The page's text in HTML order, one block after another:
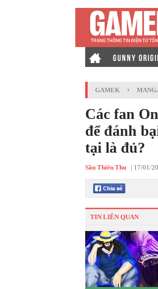
GUNNY
GAMEK ›
Các fan
để đánh
tại là đủ?
Sầu Thiên Thu | 17/01/
TIN LIÊN QUAN